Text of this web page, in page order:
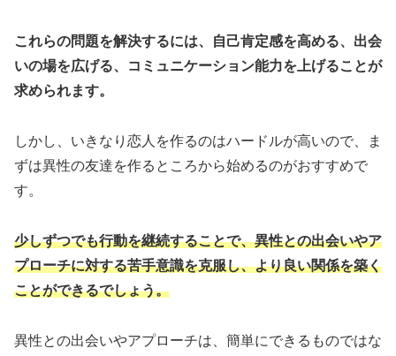
これらの問題を解決するには、自己肯定感を高める、出会
いの場を広げる、コミュニケーション能力を上げることが
求められます。
しかし、いきなり恋人を作るのはハードルが高いので、ま
ずは異性の友達を作るところから始めるのがおすすめで
す。
少しずつでも行動を継続することで、異性との出会いやア
プローチに対する苦手意識を克服し、より良い関係を築く
ことができるでしょう。
異性との出会いやアプローチは、簡単にできるものではな